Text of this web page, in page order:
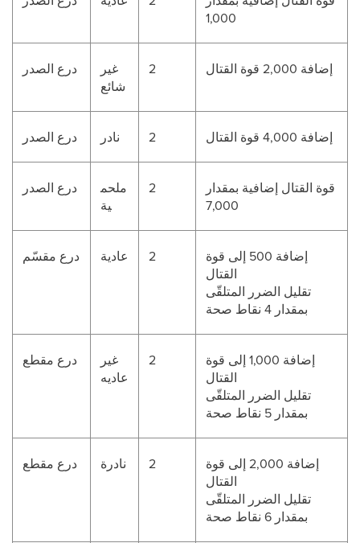
1,000
درع الصدر
غير
شائع
2 إضافة 2,000 قوة القتال
درع الصدر نادر 2 إضافة 4,000 قوة القتال
درع الصدر
ملحم
ية
2
قوة القتال إضافية بمقدار
7,000
درع مقسّم عادية 2
إضافة 500 إلى قوة
القتال
تقليل الضرر المتلقّى
بمقدار 4 نقاط صحة
درع مقطع
غير
عاديه
2
إضافة 1,000 إلى قوة
القتال
تقليل الضرر المتلقّى
بمقدار 5 نقاط صحة
درع مقطع نادرة 2
إضافة 2,000 إلى قوة
القتال
تقليل الضرر المتلقّى
بمقدار 6 نقاط صحة